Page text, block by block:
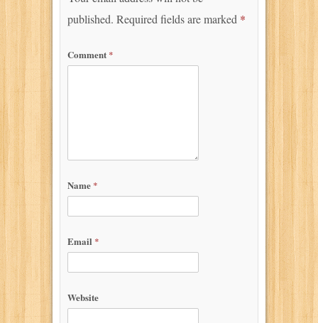
published. Required fields are marked *
Comment *
Name *
Email *
Website